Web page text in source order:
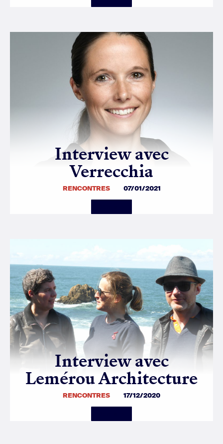
Interview avec
Verrecchia
RENCONTRES 07/01/2021
Interview avec
Lemérou Architecture
RENCONTRES 17/12/2020